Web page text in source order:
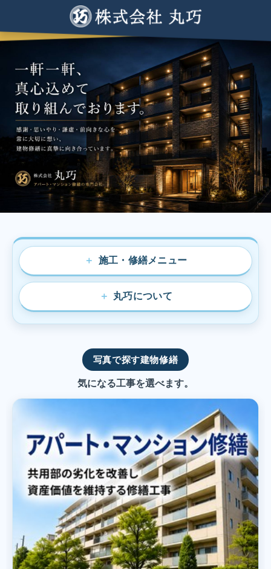
施工・修繕メニュー
丸巧について
写真で探す建物修繕
気になる工事を選べます。
確認項目｜株式会社丸巧